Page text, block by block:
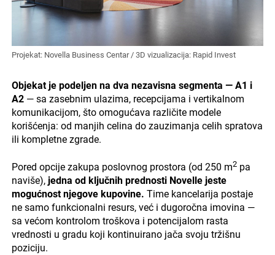
Projekat: Novella Business Centar / 3D vizualizacija: Rapid Invest
Objekat je podeljen na dva nezavisna segmenta — A1 i
A2— sa zasebnim ulazima, recepcijama i vertikalnom
komunikacijom, što omogućava različite modele
korišćenja: od manjih celina do zauzimanja celih spratova
ili kompletne zgrade.
Pored opcije zakupa poslovnog prostora (od 250 m2pa
naviše), jedna od ključnih prednosti Novelle jeste
mogućnost njegove kupovine. Time kancelarija postaje
ne samo funkcionalni resurs, već i dugoročna imovina —
sa većom kontrolom troškova i potencijalom rasta
vrednosti u gradu koji kontinuirano jača svoju tržišnu
poziciju.